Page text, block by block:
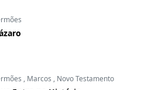
, Marcos , Novo Testamento